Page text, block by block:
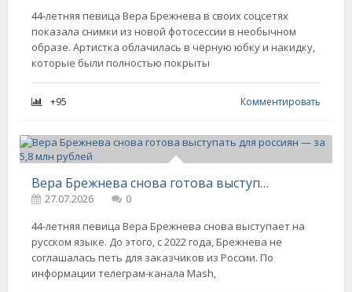
44-летняя певица Вера Брежнева в своих соцсетях
показала снимки из новой фотосессии в необычном
образе. Артистка облачилась в чёрную юбку и накидку,
которые были полностью покрыты
+95 Комментировать
Вера Брежнева снова готова выступать для россиян — за 5,8 млн рублей
27.07.2026
0
44-летняя певица Вера Брежнева снова выступает на
русском языке. До этого, с 2022 года, Брежнева не
соглашалась петь для заказчиков из России. По
информации телеграм-канала Mash,